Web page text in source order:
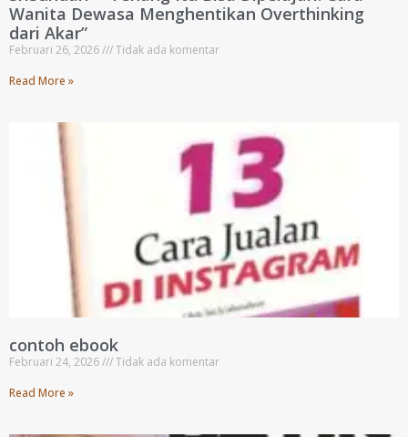
Wanita Dewasa Menghentikan Overthinking
dari Akar”
Februari 26, 2026
Tidak ada komentar
Read More »
contoh ebook
Februari 24, 2026
Tidak ada komentar
Read More »